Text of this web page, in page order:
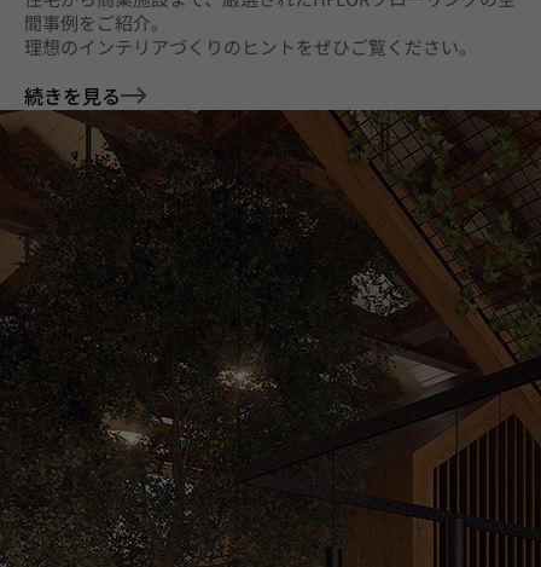
間事例をご紹介。
理想のインテリアづくりのヒントをぜひご覧ください。
続きを見る